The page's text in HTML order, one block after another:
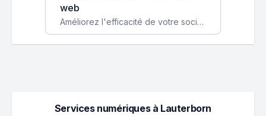
web
Améliorez l'efficacité de votre société avec une application web personnalisée accessible partout et tout le temps.
Services numériques à Lauterborn